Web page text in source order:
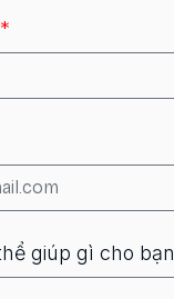
giúp gì cho bạn